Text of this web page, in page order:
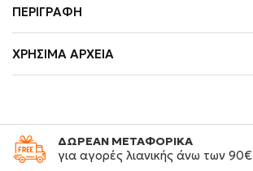
ΠΕΡΙΓΡΑΦΉ
ΧΡΉΣΙΜΑ ΑΡΧΕΊΑ
ΔΩΡΕΑΝ ΜΕΤΑΦΟΡΙΚΑ
για αγορές λιανικής άνω των 90€